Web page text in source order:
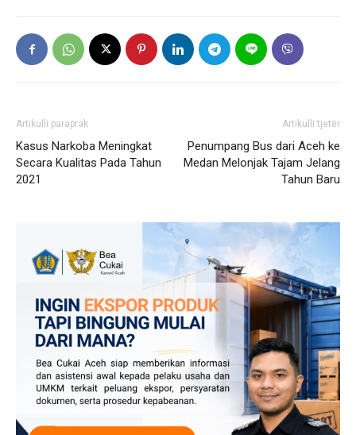
Artikulli paraprak
Kasus Narkoba Meningkat
Secara Kualitas Pada Tahun
2021
Artikulli tjetër
Penumpang Bus dari Aceh ke
Medan Melonjak Tajam Jelang
Tahun Baru